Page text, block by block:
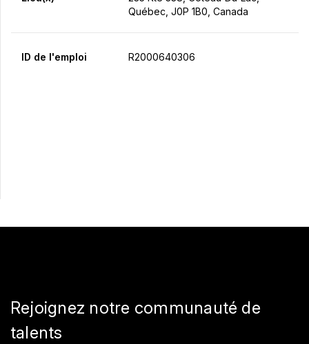
Québec, J0P 1B0, Canada
ID de l'emploi R2000640306
Rejoignez notre communauté de
talents